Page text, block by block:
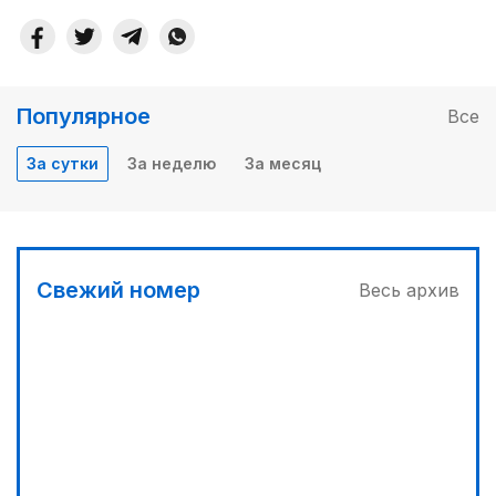
Популярное Все
За сутки За неделю За месяц
Свежий номер Весь архив